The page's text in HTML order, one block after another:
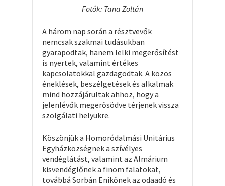
Fotók: Tana Zoltán
A három nap során a résztvevők
nemcsak szakmai tudásukban
gyarapodtak, hanem lelki megerősítést
is nyertek, valamint értékes
kapcsolatokkal gazdagodtak. A közös
éneklések, beszélgetések és alkalmak
mind hozzájárultak ahhoz, hogy a
jelenlévők megerősödve térjenek vissza
szolgálati helyükre.
Köszönjük a Homoródalmási Unitárius
Egyházközségnek a szívélyes
vendéglátást, valamint az Almárium
kisvendéglőnek a finom falatokat,
továbbá Sorbán Enikőnek az odaadó és